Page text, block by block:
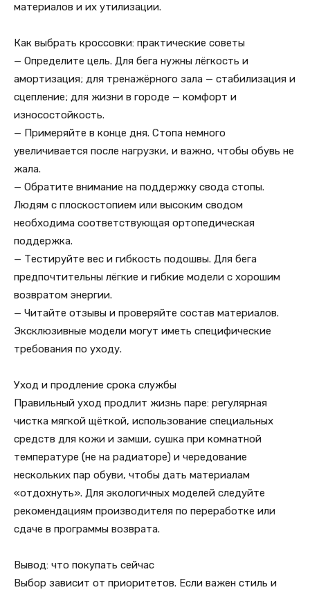
материалов и их утилизации.
Как выбрать кроссовки: практические советы
— Определите цель. Для бега нужны лёгкость и
амортизация; для тренажёрного зала — стабилизация и
сцепление; для жизни в городе — комфорт и
износостойкость.
— Примеряйте в конце дня. Стопа немного
увеличивается после нагрузки, и важно, чтобы обувь не
жала.
— Обратите внимание на поддержку свода стопы.
Людям с плоскостопием или высоким сводом
необходима соответствующая ортопедическая
поддержка.
— Тестируйте вес и гибкость подошвы. Для бега
предпочтительны лёгкие и гибкие модели с хорошим
возвратом энергии.
— Читайте отзывы и проверяйте состав материалов.
Эксклюзивные модели могут иметь специфические
требования по уходу.
Уход и продление срока службы
Правильный уход продлит жизнь паре: регулярная
чистка мягкой щёткой, использование специальных
средств для кожи и замши, сушка при комнатной
температуре (не на радиаторе) и чередование
нескольких пар обуви, чтобы дать материалам
«отдохнуть». Для экологичных моделей следуйте
рекомендациям производителя по переработке или
сдаче в программы возврата.
Вывод: что покупать сейчас
Выбор зависит от приоритетов. Если важен стиль и